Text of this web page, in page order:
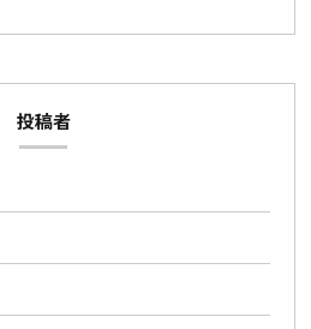
投稿者